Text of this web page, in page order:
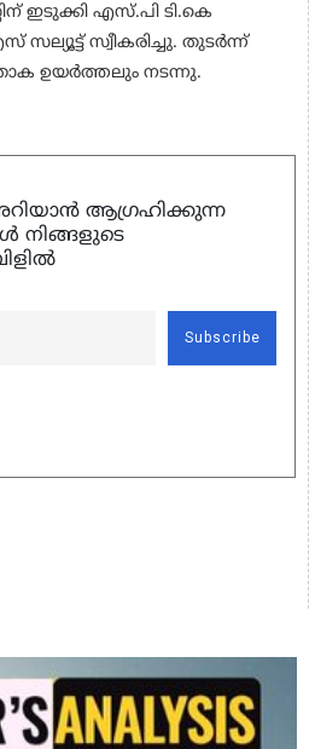
ഇടുക്കി എസ്.പി ടി.കെ
സ്വീകരിച്ചു. തുടര്‍ന്ന്
ഉയര്‍ത്തലും നടന്നു.
ആഗ്രഹിക്കുന്ന
നിങ്ങളുടെ
Subscribe